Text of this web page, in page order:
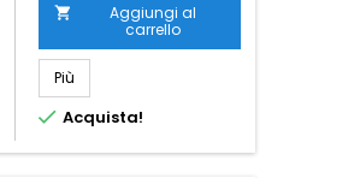

Aggiungi al
carrello
Più
 Acquista!